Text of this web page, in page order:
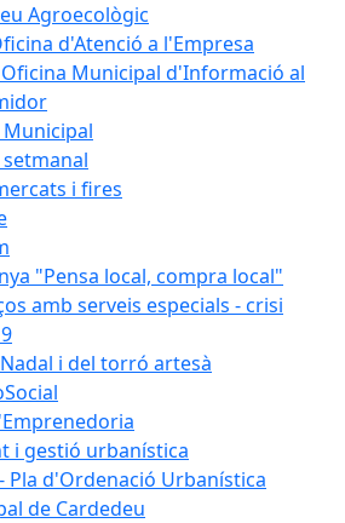
Agroecològic
d'Atenció a l'Empresa
Oficina Municipal d'Informació al
i fires
"Pensa local, compra local"
amb serveis especials - crisi
i del torró artesà
i gestió urbanística
Pla d'Ordenació Urbanística
de Cardedeu